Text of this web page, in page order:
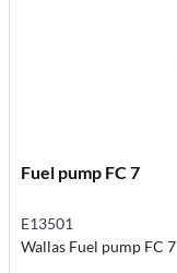
Fuel pump FC 7
E13501
Wallas Fuel pump FC 7